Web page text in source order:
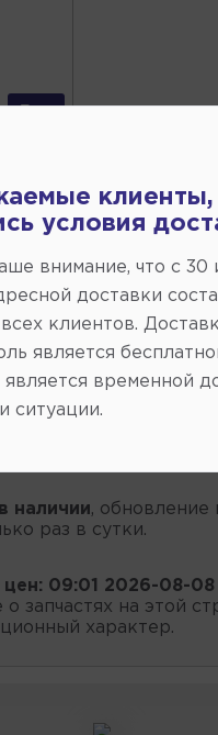
6 7 ... 19
наличии, обновление
раз в сутки.
09:01 2026-08-08
запчастях на этой
характер.
клиенты,
условия
внимание, что c 30
доставки
клиентов.
является
временной
ситуации.